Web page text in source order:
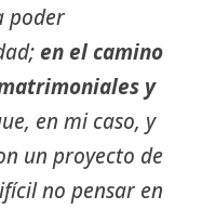
poder
en el camino
y
en mi caso, y
un proyecto de
no pensar en